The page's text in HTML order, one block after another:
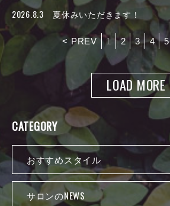
なし/夏カラー
2026.8.3 夏休みいただきます！
< PREV 1 2 3 4 5
LOAD MORE
CATEGORY
おすすめスタイル
サロンのNEWS